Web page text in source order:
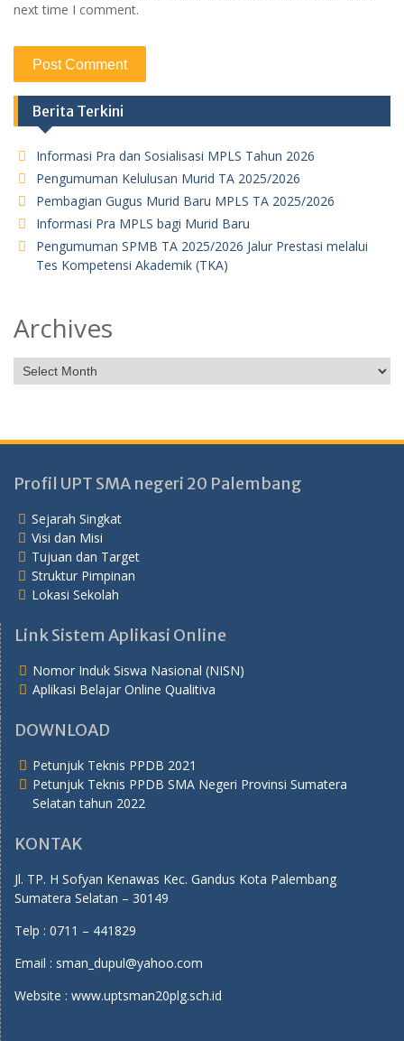
next time I comment.
Berita Terkini
Informasi Pra dan Sosialisasi MPLS Tahun 2026
Pengumuman Kelulusan Murid TA 2025/2026
Pembagian Gugus Murid Baru MPLS TA 2025/2026
Informasi Pra MPLS bagi Murid Baru
Pengumuman SPMB TA 2025/2026 Jalur Prestasi melalui
Tes Kompetensi Akademik (TKA)
Archives
Profil UPT SMA negeri 20 Palembang
Sejarah Singkat
Visi dan Misi
Tujuan dan Target
Struktur Pimpinan
Lokasi Sekolah
Link Sistem Aplikasi Online
Nomor Induk Siswa Nasional (NISN)
Aplikasi Belajar Online Qualitiva
DOWNLOAD
Petunjuk Teknis PPDB 2021
Petunjuk Teknis PPDB SMA Negeri Provinsi Sumatera
Selatan tahun 2022
KONTAK
Jl. TP. H Sofyan Kenawas Kec. Gandus Kota Palembang
Sumatera Selatan – 30149
Telp : 0711 – 441829
Email : sman_dupul@yahoo.com
Website : www.uptsman20plg.sch.id